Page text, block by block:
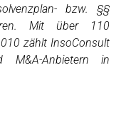
bzw. §§
Mit über 110
zählt InsoConsult
M&A-Anbietern in